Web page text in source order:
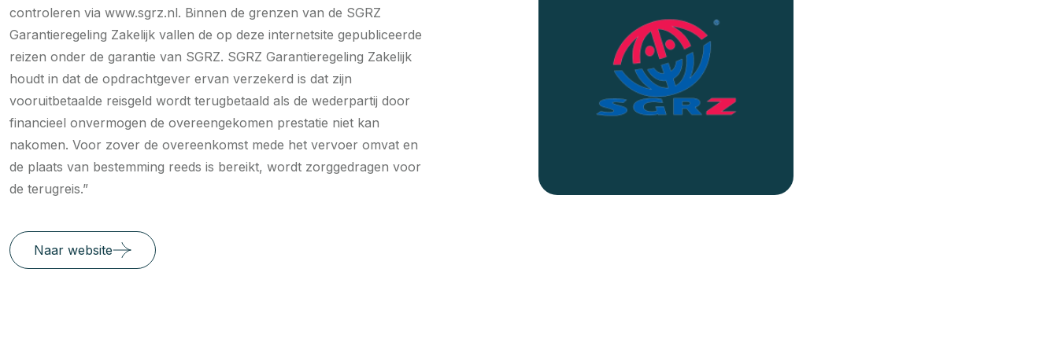
controleren via www.sgrz.nl. Binnen de grenzen van de SGRZ
Garantieregeling Zakelijk vallen de op deze internetsite gepubliceerde
reizen onder de garantie van SGRZ. SGRZ Garantieregeling Zakelijk
houdt in dat de opdrachtgever ervan verzekerd is dat zijn
vooruitbetaalde reisgeld wordt terugbetaald als de wederpartij door
financieel onvermogen de overeengekomen prestatie niet kan
nakomen. Voor zover de overeenkomst mede het vervoer omvat en
de plaats van bestemming reeds is bereikt, wordt zorggedragen voor
de terugreis.”
Naar website